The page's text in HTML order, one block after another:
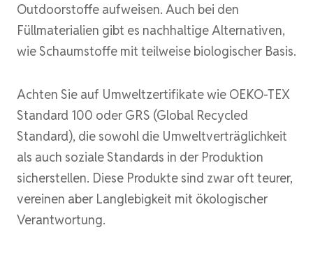
Outdoorstoffe aufweisen. Auch bei den
Füllmaterialien gibt es nachhaltige Alternativen,
wie Schaumstoffe mit teilweise biologischer Basis.
Achten Sie auf Umweltzertifikate wie OEKO-TEX
Standard 100 oder GRS (Global Recycled
Standard), die sowohl die Umweltverträglichkeit
als auch soziale Standards in der Produktion
sicherstellen. Diese Produkte sind zwar oft teurer,
vereinen aber Langlebigkeit mit ökologischer
Verantwortung.